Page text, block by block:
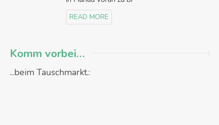
READ MORE
Komm vorbei…
...beim Tauschmarkt.: